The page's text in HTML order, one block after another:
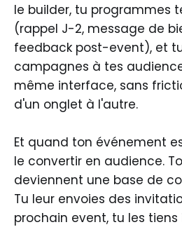
le builder, tu programmes
(rappel J-2, message de
feedback post-event), et
campagnes à tes
même interface, sans
d'un onglet à l'autre.
Et quand ton événement
le convertir en audience.
deviennent une base de
Tu leur envoies des
prochain event, tu les